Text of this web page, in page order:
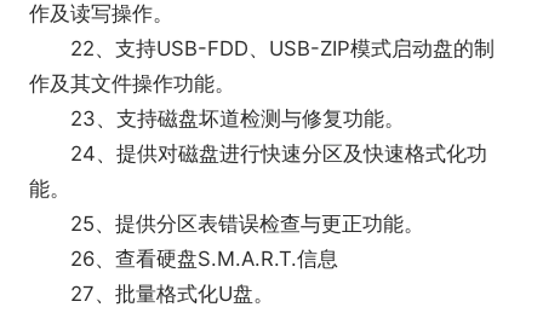
作及读写操作。
22、支持USB-FDD、USB-ZIP模式启动盘的制
作及其文件操作功能。
23、支持磁盘坏道检测与修复功能。
24、提供对磁盘进行快速分区及快速格式化功
能。
25、提供分区表错误检查与更正功能。
26、查看硬盘S.M.A.R.T.信息
27、批量格式化U盘。